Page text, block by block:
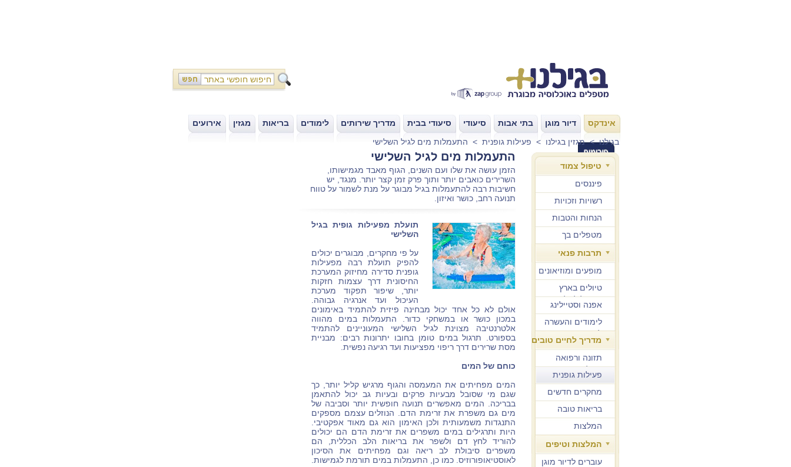
אינדקס דיור מוגן בתי אבות סיעודי סיעודי בבית מדריך שירותים לימודים בריאות מגזין
אירועים
בגילנו>מגזין בגילנו > פעילות גופנית > התעמלות מים לגיל השלישי
טיפול צמוד
פיננסים
רשויות וזכויות
הנחות והטבות
מטפלים בך
תרבות פנאי
מופעים ומוזיאונים
טיולים בארץ
ובחו"ל לגיל הזהב
אפנה וסטיילינג
לימודים והעשרה
למבוגרים
מדריך לחיים טובים
תזונה ורפואה
משלימה
פעילות גופנית
מחקרים חדשים
בריאות טובה
המלצות
המלצות וטיפים
עוברים לדיור מוגן
התעמלות מים לגיל השלישי
הזמן עושה את שלו ועם השנים, הגוף מאבד מגמישותו,
השרירים כואבים יותר ותוך פרק זמן קצר יותר. מנגד, יש
חשיבות רבה להתעמלות בגיל מבוגר על מנת לשמור על טווח
תנועה רחב, כושר ואיזון.
תועלת מפעילות גופית בגיל
השלישי
על פי מחקרים, מבוגרים יכולים
להפיק תועלת רבה מפעילות
גופנית סדירה מחיזוק המערכת
החיסונית דרך עצמות חזקות
יותר, שיפור תפקוד מערכת
העיכול ועד אנרגיה גבוהה.
אולם לא כל אחד יכול מבחינה פיזית להתמיד באימונים
במכון כושר או במשחקי כדור. התעמלות במים מהווה
אלטרנטיבה מצוינת לגיל השלישי המעוניינים להתמיד
בספורט. תרגול במים טומן בחובו יתרונות רבים: מבניית
מסת שרירים דרך ריפוי מפציעות ועד רגיעה נפשית.
כוחם של המים
המים מפחיתים את המעמסה והגוף מרגיש קליל יותר, כך
שגם מי שסובל מבעיות פרקים ובעיות גב יכול להתאמן
בבריכה. המים מאפשרים תנועה חופשית יותר וסביבה של
מים גם משפרת את זרימת הדם. הנוזלים עצמם מספקים
התנגדות משמעותית ולכן האימון הוא גם מאוד אפקטיבי.
היות ותרגילים במים משפרים את זרימת הדם הם יכולים
להוריד לחץ דם ולשפר את בריאות הלב הכללית, הם
משפרים סיבולת לב ריאה וגם מפחיתים את הסיכון
לאוסטיאופורוזיס. כמו כן, התעמלות במים תורמת לגמישות.